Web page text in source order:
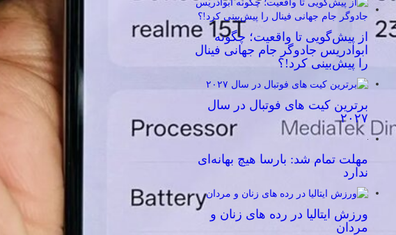
از پیش‌گویی تا واقعیت؛ چگونه
ابوادریس جادوگر جام جهانی فینال
را پیش‌بینی کرد!؟
برترین کیت های فوتبال در سال
۲۰۲۷
مهلت تمام شد: بارسا هیچ بهانه‌‌ای
ندارد
ورزش ایتالیا در رده های زنان و
مردان